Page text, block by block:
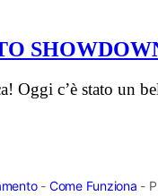
Oggi c’è stato un
- Come Funziona -